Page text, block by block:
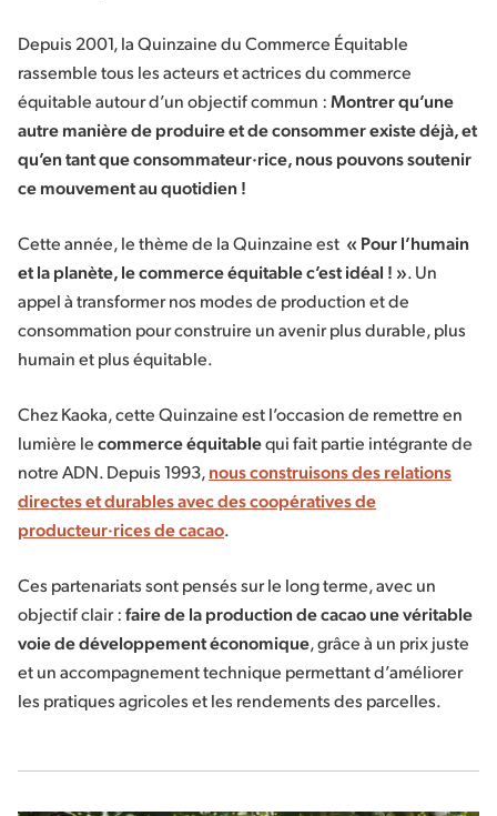
Depuis 2001, la Quinzaine du Commerce Équitable
rassemble tous les acteurs et actrices du commerce
équitable autour d’un objectif commun :Montrer qu’une
autre manière de produire et de consommer existe déjà, et
qu’en tant que consommateur·rice, nous pouvons soutenir
ce mouvement au quotidien !
Cette année, le thème de la Quinzaine est « Pour l’humain
et la planète, le commerce équitable c’est idéal ! ». Un
appel à transformer nos modes de production et de
consommation pour construire un avenir plus durable, plus
humain et plus équitable.
Chez Kaoka, cette Quinzaine est l’occasion de remettre en
lumière lecommerce équitablequi fait partie intégrante de
notre ADN. Depuis 1993,nous construisons desrelations
directes et durablesavec des coopératives de
producteur·rices de cacao.
Ces partenariats sont pensés sur le long terme, avec un
objectif clair :faire de la production de cacao une véritable
voie de développement économique, grâce à un prix juste
et un accompagnement technique permettant d’améliorer
les pratiques agricoles et les rendements des parcelles.